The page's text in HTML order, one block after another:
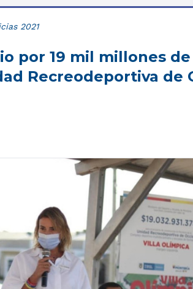
2021
por 19 mil millones de
Recreodeportiva de